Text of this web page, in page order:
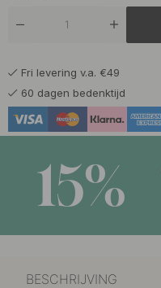
Fri levering v.a. €49
60 dagen bedenktijd
15%
BESCHRIJVING